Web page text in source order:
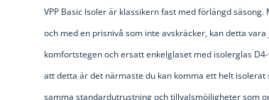
VPP Basic Isoler är klassikern fast med förlängd säsong.
och med en prisnivå som inte avskräcker, kan detta
komfortstegen och ersatt enkelglaset med isolerglas
att detta är det närmaste du kan komma ett helt
samma standardutrustning och tillvalsmöjligheter som